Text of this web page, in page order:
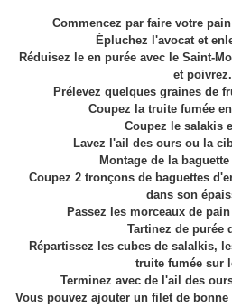
Commencez par faire votre
Épluchez l'avocat et
Réduisez le en purée avec le Saint-
et poivrez.
Prélevez quelques graines de
Coupez la truite fumée
Coupez le salakis
Lavez l'ail des ours ou la
Montage de la
Coupez 2 tronçons de baguettes
dans son
Passez les morceaux de
Tartinez de purée
Répartissez les cubes de salalkis,
truite fumée sur
Terminez avec de l'ail des
Vous pouvez ajouter un filet de